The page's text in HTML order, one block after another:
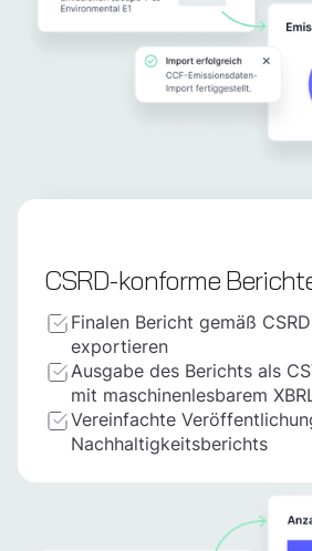
CSRD-konforme
Finalen Bericht gemäß
exportieren
Ausgabe des Berichts als
mit maschinenlesbarem
Vereinfachte
Nachhaltigkeitsberichts